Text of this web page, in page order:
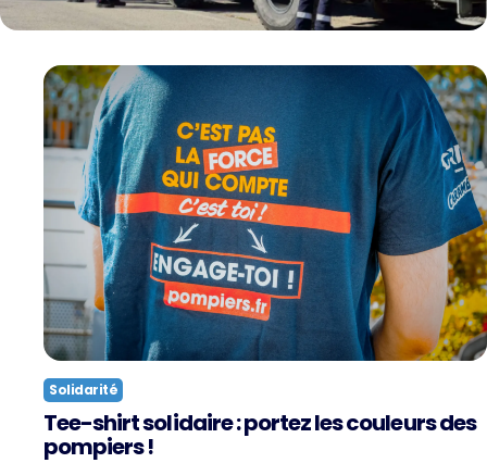
Solidarité
Tee-shirt solidaire : portez les couleurs des
pompiers !